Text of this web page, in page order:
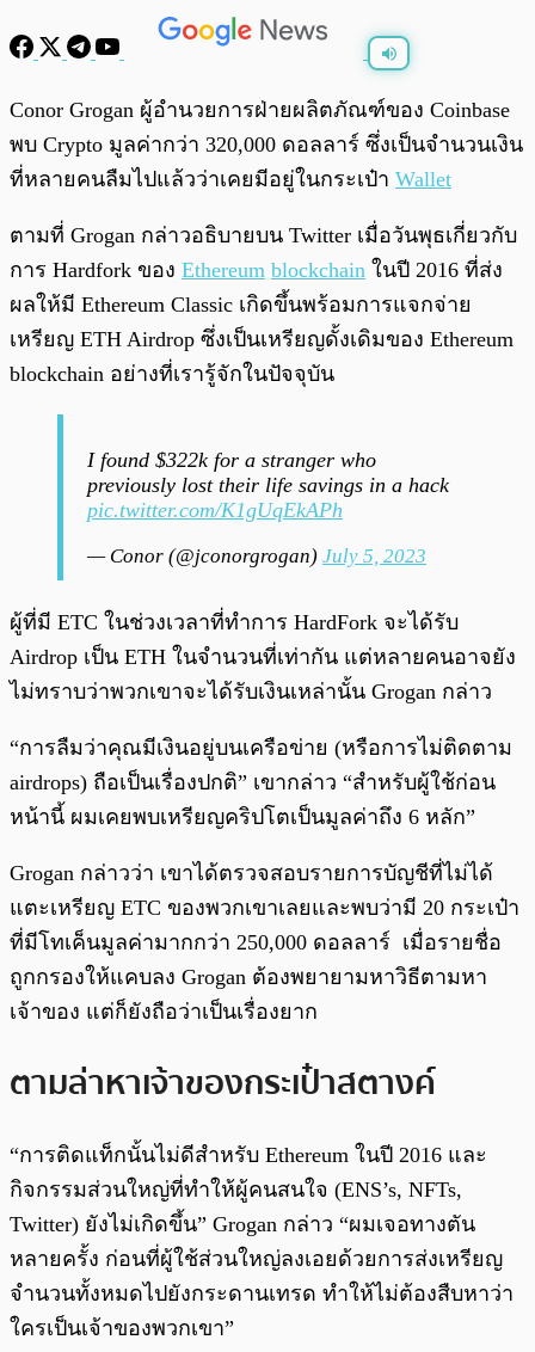
Conor Grogan ผู้อำนวยการฝ่ายผลิตภัณฑ์ของ Coinbase
พบ Crypto มูลค่ากว่า 320,000 ดอลลาร์ ซึ่งเป็นจำนวนเงิน
ที่หลายคนลืมไปแล้วว่าเคยมีอยู่ในกระเป๋า Wallet
ตามที่ Grogan กล่าวอธิบายบน Twitter เมื่อวันพุธเกี่ยวกับ
การ Hardfork ของ Ethereum blockchain ในปี 2016 ที่ส่ง
ผลให้มี Ethereum Classic เกิดขึ้นพร้อมการแจกจ่าย
เหรียญ ETH Airdrop ซึ่งเป็นเหรียญดั้งเดิมของ Ethereum
blockchain อย่างที่เรารู้จักในปัจจุบัน
I found $322k for a stranger who
previously lost their life savings in a hack
pic.twitter.com/K1gUqEkAPh
— Conor (@jconorgrogan) July 5, 2023
ผู้ที่มี ETC ในช่วงเวลาที่ทำการ HardFork จะได้รับ
Airdrop เป็น ETH ในจำนวนที่เท่ากัน แต่หลายคนอาจยัง
ไม่ทราบว่าพวกเขาจะได้รับเงินเหล่านั้น Grogan กล่าว
“การลืมว่าคุณมีเงินอยู่บนเครือข่าย (หรือการไม่ติดตาม
airdrops) ถือเป็นเรื่องปกติ” เขากล่าว “สำหรับผู้ใช้ก่อน
หน้านี้ ผมเคยพบเหรียญคริปโตเป็นมูลค่าถึง 6 หลัก”
Grogan กล่าวว่า เขาได้ตรวจสอบรายการบัญชีที่ไม่ได้
แตะเหรียญ ETC ของพวกเขาเลยและพบว่ามี 20 กระเป๋า
ที่มีโทเค็นมูลค่ามากกว่า 250,000 ดอลลาร์ เมื่อรายชื่อ
ถูกกรองให้แคบลง Grogan ต้องพยายามหาวิธีตามหา
เจ้าของ แต่ก็ยังถือว่าเป็นเรื่องยาก
ตามล่าหาเจ้าของกระเป๋าสตางค์
“การติดแท็กนั้นไม่ดีสำหรับ Ethereum ในปี 2016 และ
กิจกรรมส่วนใหญ่ที่ทำให้ผู้คนสนใจ (ENS’s, NFTs,
Twitter) ยังไม่เกิดขึ้น” Grogan กล่าว “ผมเจอทางตัน
หลายครั้ง ก่อนที่ผู้ใช้ส่วนใหญ่ลงเอยด้วยการส่งเหรียญ
จำนวนทั้งหมดไปยังกระดานเทรด ทำให้ไม่ต้องสืบหาว่า
ใครเป็นเจ้าของพวกเขา”